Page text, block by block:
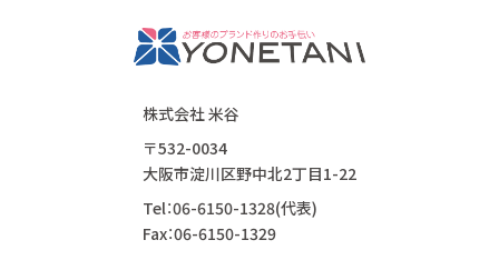
株式会社 米谷
〒532-0034
大阪市淀川区野中北2丁目1-22
Tel：06-6150-1328(代表)
Fax：06-6150-1329